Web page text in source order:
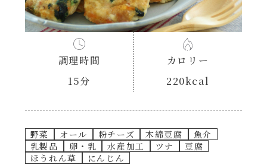
お祝い
おつまみ/おやつ
ごはんもの
あえるハコネーゼたらこクリーム
シャンタンシリーズ
シャンタン粉末
創味のつゆ
創味のつゆあまくち
調理時間
15分
カロリー
220kcal
野菜 オール 粉チーズ 木綿豆腐
魚介
乳製品
卵・乳 水産加工 ツナ
豆腐
ほうれん草
にんじん